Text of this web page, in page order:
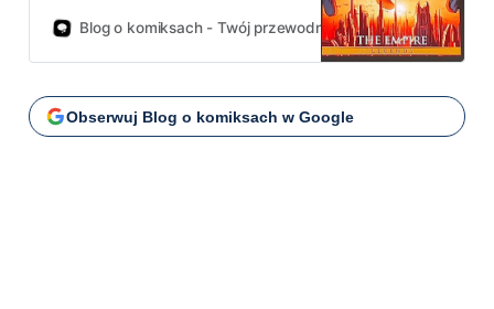
„Star Wars Epic Collection: The
pomiędzy Epizodem III a IV.
Blog o komiksach - Twój przewodnik po świecie komiksów!
Obserwuj Blog o komiksach w Google